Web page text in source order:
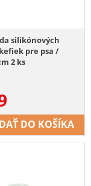
silikónových
pre psa /
2 ks
DO KOŠÍKA